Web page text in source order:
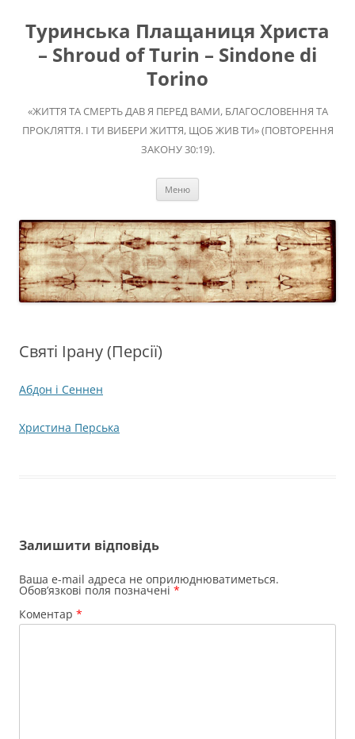
вмісту
Туринська Плащаниця Христа
– Shroud of Turin – Sindone di
Torino
«ЖИТТЯ ТА СМЕРТЬ ДАВ Я ПЕРЕД ВАМИ, БЛАГОСЛОВЕННЯ ТА
ПРОКЛЯТТЯ. І ТИ ВИБЕРИ ЖИТТЯ, ЩОБ ЖИВ ТИ» (ПОВТОРЕННЯ
ЗАКОНУ 30:19).
Меню
Святі Ірану (Персії)
Абдон і Сеннен
Христина Перська
Залишити відповідь
Ваша e-mail адреса не оприлюднюватиметься.
Обов’язкові поля позначені *
Коментар *